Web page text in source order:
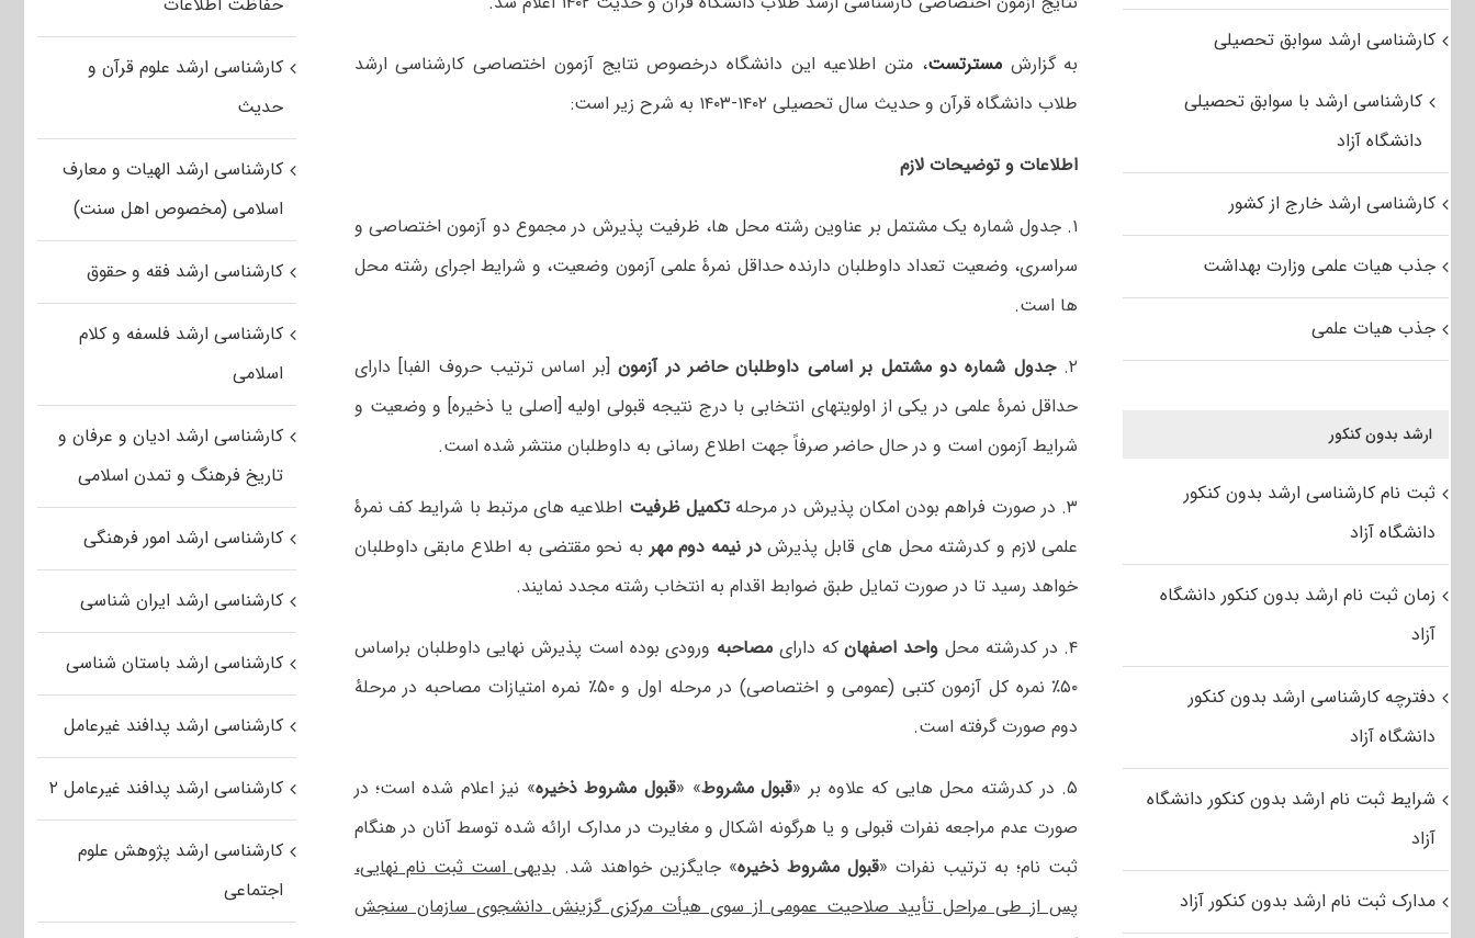
به گزارشمسترتست، متن اطلاعیه این دانشگاه درخصوص نتایج آزمون اختصاصی کارشناسی ارشد
طلاب دانشگاه قرآن و حدیث سال تحصیلی ۱۴۰۲-۱۴۰۳ به شرح زیر است:
اطلاعات و توضیحات لازم
۱. جدول شماره یک مشتمل بر عناوین رشته محل ها، ظرفیت پذیرش در مجموع دو آزمون اختصاصی و
سراسری، وضعیت تعداد داوطلبان دارنده حداقل نمرۀ علمی آزمون وضعیت، و شرایط اجرای رشته محل
ها است.
۲. جدول شماره دو مشتمل بر اسامی داوطلبان حاضر در آزمون[بر اساس ترتیب حروف الفبا] دارای
حداقل نمرۀ علمی در یکی از اولویتهای انتخابی با درج نتیجه قبولی اولیه [اصلی یا ذخیره] و وضعیت و
شرایط آزمون است و در حال حاضر صرفاً جهت اطلاع رسانی به داوطلبان منتشر شده است.
۳. در صورت فراهم بودن امکان پذیرش در مرحله تکمیل ظرفیت اطلاعیه های مرتبط با شرایط کف نمرۀ
علمی لازم و کدرشته محل های قابل پذیرشدر نیمه دوم مهر به نحو مقتضی به اطلاع مابقی داوطلبان
خواهد رسید تا در صورت تمایل طبق ضوابط اقدام به انتخاب رشته مجدد نمایند.
۴. در کدرشته محل واحد اصفهانکه دارای مصاحبه ورودی بوده است پذیرش نهایی داوطلبان براساس
۵۰٪ نمره کل آزمون کتبی (عمومی و اختصاصی) در مرحله اول و ۵۰٪ نمره امتیازات مصاحبه در مرحلهٔ
دوم صورت گرفته است.
۵. در کدرشته محل هایی که علاوه بر « قبول مشروط» «قبول مشروط ذخیره» نیز اعلام شده است؛ در
صورت عدم مراجعه نفرات قبولی و یا هرگونه اشکال و مغایرت در مدارک ارائه شده توسط آنان در هنگام
ثبت نام؛ به ترتیب نفرات «قبول مشروط ذخیره» جایگزین خواهند شد. بدیهی است ثبت نام نهایی،
پس از طی مراحل تأیید صلاحیت عمومی از سوی هیأت مرکزی گزینش دانشجوی سازمان سنجش
کارشناسی ارشد علوم قرآن و
حدیث
کارشناسی ارشد الهیات و معارف
اسلامی (مخصوص اهل سنت)
کارشناسی ارشد فقه و حقوق
کارشناسی ارشد فلسفه و کلام
اسلامی
کارشناسی ارشد ادیان و عرفان و
تاریخ فرهنگ و تمدن اسلامی
کارشناسی ارشد امور فرهنگی
کارشناسی ارشد ایران شناسی
کارشناسی ارشد باستان شناسی
کارشناسی ارشد پدافند غیرعامل
کارشناسی ارشد پدافند غیرعامل ۲
کارشناسی ارشد پژوهش علوم
اجتماعی
کارشناسی ارشد سوابق تحصیلی
کارشناسی ارشد با سوابق تحصیلی
دانشگاه آزاد
کارشناسی ارشد خارج از کشور
جذب هیات علمی وزارت بهداشت
جذب هیات علمی
ارشد بدون کنکور
ثبت نام کارشناسی ارشد بدون کنکور
دانشگاه آزاد
زمان ثبت نام ارشد بدون کنکور دانشگاه
آزاد
دفترچه کارشناسی ارشد بدون کنکور
دانشگاه آزاد
شرایط ثبت نام ارشد بدون کنکور دانشگاه
آزاد
مدارک ثبت نام ارشد بدون کنکور آزاد